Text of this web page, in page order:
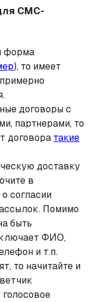
СМС-
форма
), то имеет
договоры с
партнерами, то
договора такие
доставку
в
согласии
Помимо
быть
ФИО,
и т.п.
то начитайте и